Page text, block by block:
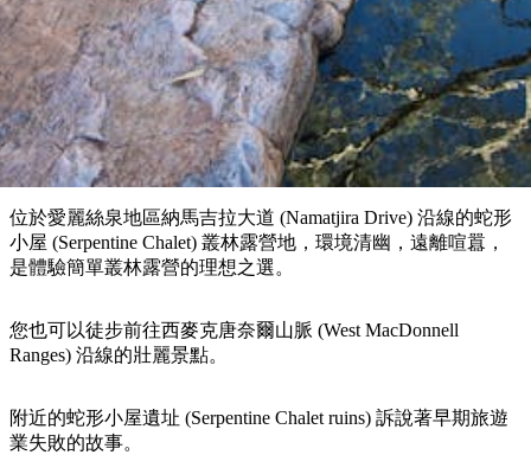
內
陸
和
戶
外
按
地
探
必
玩
活
動
類
型
推
薦
榜
單
規
劃
您
的
旅
行
實
用
資
訊
規
劃
工
具
位於愛麗絲泉地區納馬吉拉大道 (Namatjira Drive) 沿線的蛇形
小屋 (Serpentine Chalet) 叢林露營地，環境清幽，遠離喧囂，
是體驗簡單叢林露營的理想之選。
您也可以徒步前往西麥克唐奈爾山脈 (West MacDonnell
Ranges) 沿線的壯麗景點。
附近的蛇形小屋遺址 (Serpentine Chalet ruins) 訴說著早期旅遊
業失敗的故事。